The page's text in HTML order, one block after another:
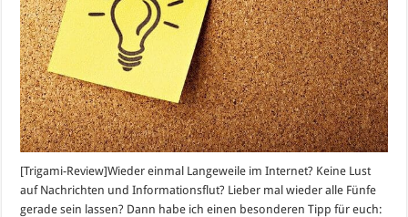
[Trigami-Review]Wieder einmal Langeweile im Internet? Keine Lust
auf Nachrichten und Informationsflut? Lieber mal wieder alle Fünfe
gerade sein lassen? Dann habe ich einen besonderen Tipp für euch: